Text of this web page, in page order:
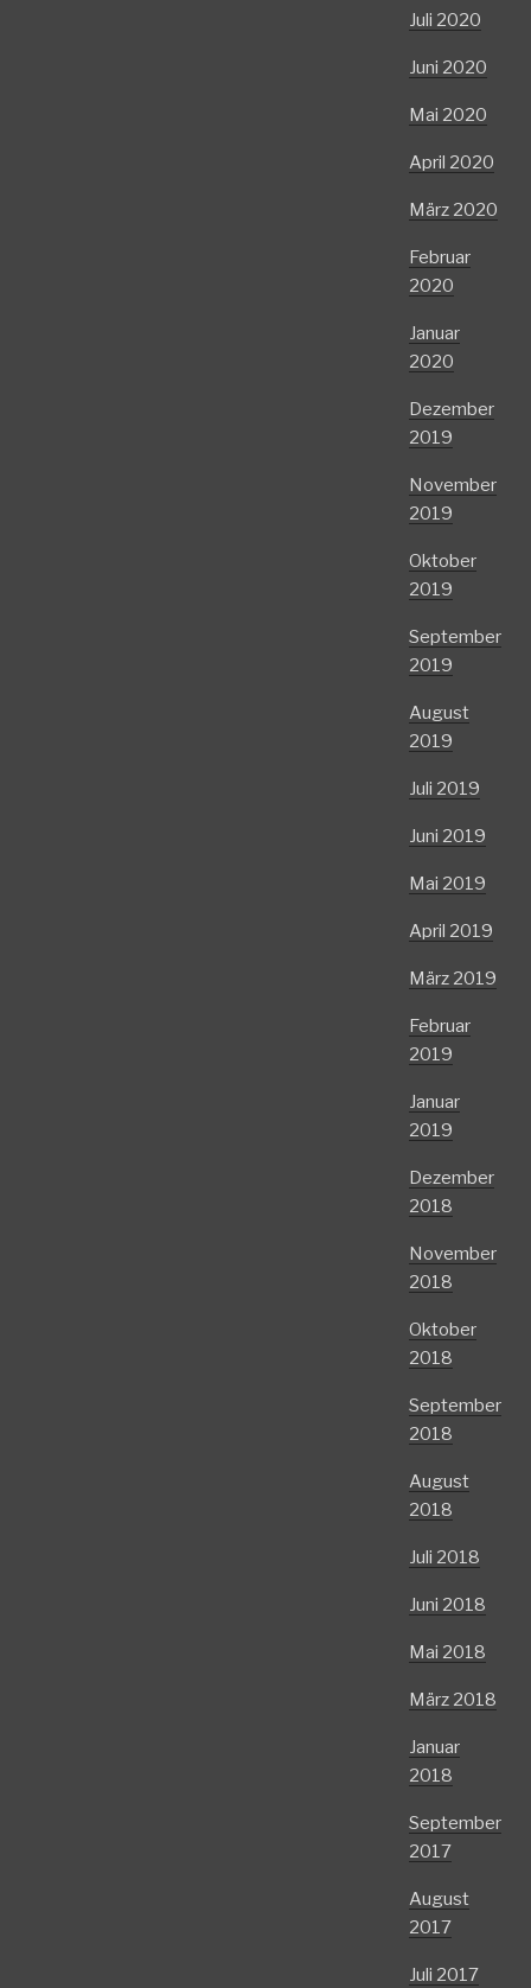
Juli 2020
Juni 2020
Mai 2020
April 2020
März 2020
Februar
2020
Januar
2020
Dezember
2019
November
2019
Oktober
2019
September
2019
August
2019
Juli 2019
Juni 2019
Mai 2019
April 2019
März 2019
Februar
2019
Januar
2019
Dezember
2018
November
2018
Oktober
2018
September
2018
August
2018
Juli 2018
Juni 2018
Mai 2018
März 2018
Januar
2018
September
2017
August
2017
Juli 2017